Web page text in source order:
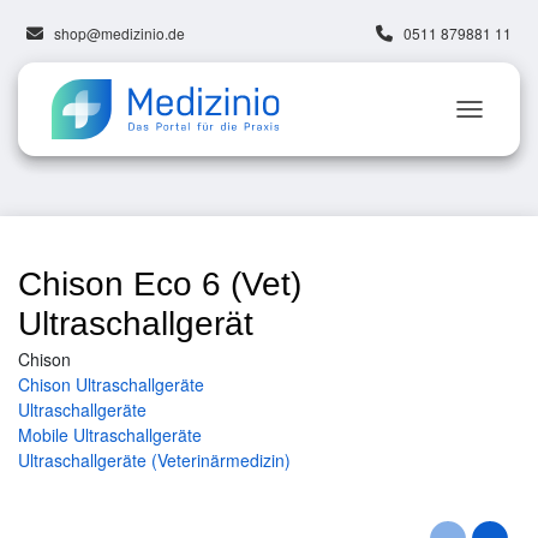
shop@medizinio.de 0511 879881 11
Chison Eco 6 (Vet)
Ultraschallgerät
Chison
Chison Ultraschallgeräte
Ultraschallgeräte
Mobile Ultraschallgeräte
Ultraschallgeräte (Veterinärmedizin)